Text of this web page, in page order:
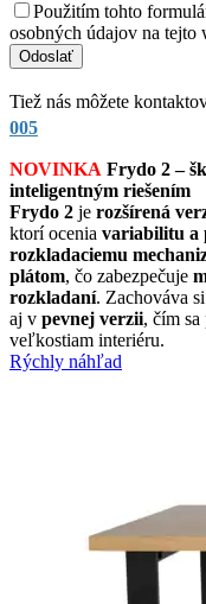
Použitím tohto
osobných údajov na tejto
Tiež nás môžete
005
NOVINKA Frydo 2 –
inteligentným riešením
Frydo 2 je rozšírená
ktorí ocenia variabilitu a
rozkladaciemu
plátom, čo zabezpečuje
rozkladaní. Zachováva si
aj v pevnej verzii, čím sa
veľkostiam interiéru.
Rýchly náhľad